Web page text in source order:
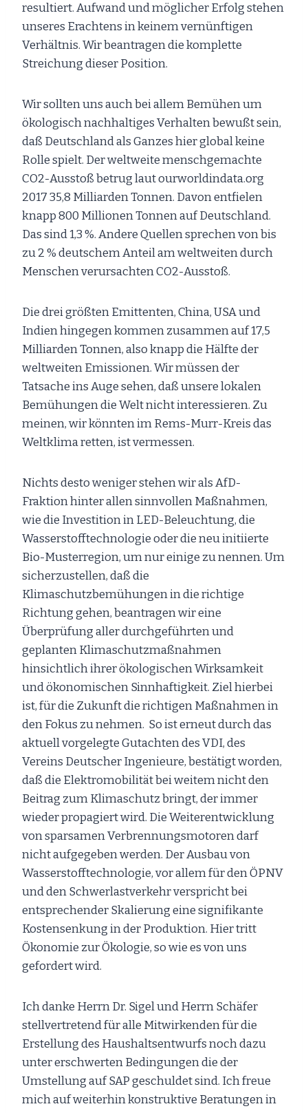
resultiert. Aufwand und möglicher Erfolg stehen
unseres Erachtens in keinem vernünftigen
Verhältnis. Wir beantragen die komplette
Streichung dieser Position.
Wir sollten uns auch bei allem Bemühen um
ökologisch nachhaltiges Verhalten bewußt sein,
daß Deutschland als Ganzes hier global keine
Rolle spielt. Der weltweite menschgemachte
CO2-Ausstoß betrug laut ourworldindata.org
2017 35,8 Milliarden Tonnen. Davon entfielen
knapp 800 Millionen Tonnen auf Deutschland.
Das sind 1,3 %. Andere Quellen sprechen von bis
zu 2 % deutschem Anteil am weltweiten durch
Menschen verursachten CO2-Ausstoß.
Die drei größten Emittenten, China, USA und
Indien hingegen kommen zusammen auf 17,5
Milliarden Tonnen, also knapp die Hälfte der
weltweiten Emissionen. Wir müssen der
Tatsache ins Auge sehen, daß unsere lokalen
Bemühungen die Welt nicht interessieren. Zu
meinen, wir könnten im Rems-Murr-Kreis das
Weltklima retten, ist vermessen.
Nichts desto weniger stehen wir als AfD-
Fraktion hinter allen sinnvollen Maßnahmen,
wie die Investition in LED-Beleuchtung, die
Wasserstofftechnologie oder die neu initiierte
Bio-Musterregion, um nur einige zu nennen. Um
sicherzustellen, daß die
Klimaschutzbemühungen in die richtige
Richtung gehen, beantragen wir eine
Überprüfung aller durchgeführten und
geplanten Klimaschutzmaßnahmen
hinsichtlich ihrer ökologischen Wirksamkeit
und ökonomischen Sinnhaftigkeit. Ziel hierbei
ist, für die Zukunft die richtigen Maßnahmen in
den Fokus zu nehmen. So ist erneut durch das
aktuell vorgelegte Gutachten des VDI, des
Vereins Deutscher Ingenieure, bestätigt worden,
daß die Elektromobilität bei weitem nicht den
Beitrag zum Klimaschutz bringt, der immer
wieder propagiert wird. Die Weiterentwicklung
von sparsamen Verbrennungsmotoren darf
nicht aufgegeben werden. Der Ausbau von
Wasserstofftechnologie, vor allem für den ÖPNV
und den Schwerlastverkehr verspricht bei
entsprechender Skalierung eine signifikante
Kostensenkung in der Produktion. Hier tritt
Ökonomie zur Ökologie, so wie es von uns
gefordert wird.
Ich danke Herrn Dr. Sigel und Herrn Schäfer
stellvertretend für alle Mitwirkenden für die
Erstellung des Haushaltsentwurfs noch dazu
unter erschwerten Bedingungen die der
Umstellung auf SAP geschuldet sind. Ich freue
mich auf weiterhin konstruktive Beratungen in